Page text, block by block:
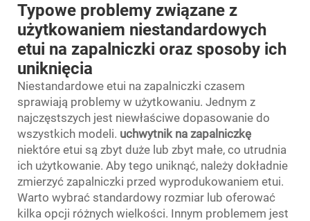
Typowe problemy związane z
użytkowaniem niestandardowych
etui na zapalniczki oraz sposoby ich
uniknięcia
Niestandardowe etui na zapalniczki czasem
sprawiają problemy w użytkowaniu. Jednym z
najczęstszych jest niewłaściwe dopasowanie do
wszystkich modeli. uchwytnik na zapalniczkę
niektóre etui są zbyt duże lub zbyt małe, co utrudnia
ich użytkowanie. Aby tego uniknąć, należy dokładnie
zmierzyć zapalniczki przed wyprodukowaniem etui.
Warto wybrać standardowy rozmiar lub oferować
kilka opcji różnych wielkości. Innym problemem jest